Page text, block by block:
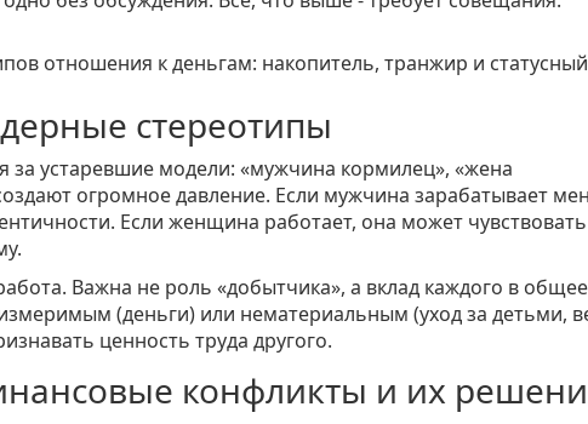
стереотипы
за устаревшие модели: «мужчина кормилец», «жена
огромное давление. Если мужчина зарабатывает
Если женщина работает, она может
Важна не роль «добытчика», а вклад каждого в общее
(деньги) или нематериальным (уход за детьми,
ценность труда другого.
конфликты и их